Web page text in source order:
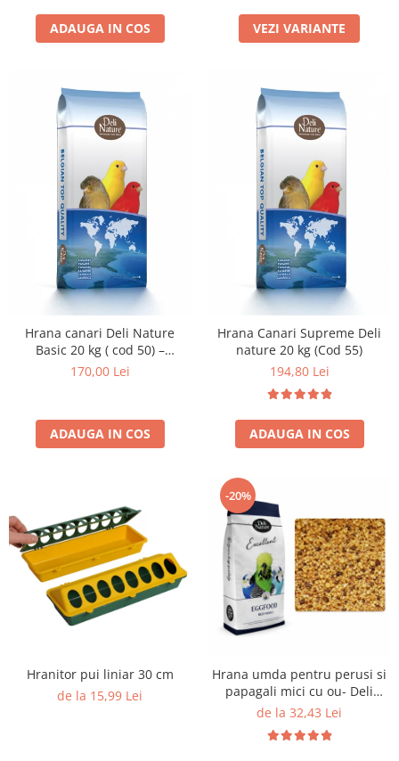
ADAUGA IN COS VEZI VARIANTE
Hrana canari Deli Nature
Basic 20 kg ( cod 50) –
amestec seminte pentru
170,00 Lei
ADAUGA IN COS
Hrana Canari Supreme Deli
nature 20 kg (Cod 55)
194,80 Lei
ADAUGA IN COS
Hranitor pui liniar 30 cm
de la 15,99 Lei
-20%
Hrana umda pentru perusi si
papagali mici cu ou- Deli
Nature Eggfood
de la 32,43 Lei